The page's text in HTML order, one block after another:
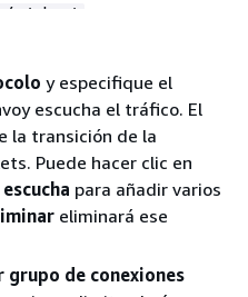
stdout
de registro de
registros de Envoy a un
Logs.
ser recibidos por un
y enviados a un
archivo solo indica a
los registros.
y especifique el
escucha el tráfico. El
la transición de la
Puede hacer clic en
para añadir varios
eliminará ese
de conexiones